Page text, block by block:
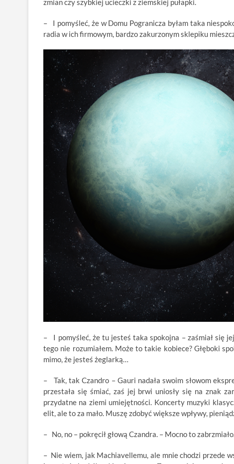
zmian czy szybkiej ucieczki z ziemskiej pułapki.
– I pomyśleć, że w Domu Pogranicza byłam taka
radia w ich firmowym, bardzo zakurzonym sklepiku
– I pomyśleć, że tu jesteś taka spokojna – zaśmiał się
tego nie rozumiałem. Może to takie kobiece? Głęboki
mimo, że jesteś żeglarką…
– Tak, tak Czandro – Gauri nadała swoim słowom
przestała się śmiać, zaś jej brwi uniosły się na znak
przydatne na ziemi umiejętności. Koncerty muzyki
elit, ale to za mało. Muszę zdobyć większe wpływy,
– No, no – pokręcił głową Czandra. – Mocno to
– Nie wiem, jak Machiavellemu, ale mnie chodzi przede